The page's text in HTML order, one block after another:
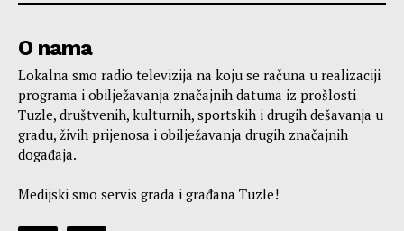
O nama
Lokalna smo radio televizija na koju se računa u realizaciji
programa i obilježavanja značajnih datuma iz prošlosti
Tuzle, društvenih, kulturnih, sportskih i drugih dešavanja u
gradu, živih prijenosa i obilježavanja drugih značajnih
događaja.
Medijski smo servis grada i građana Tuzle!